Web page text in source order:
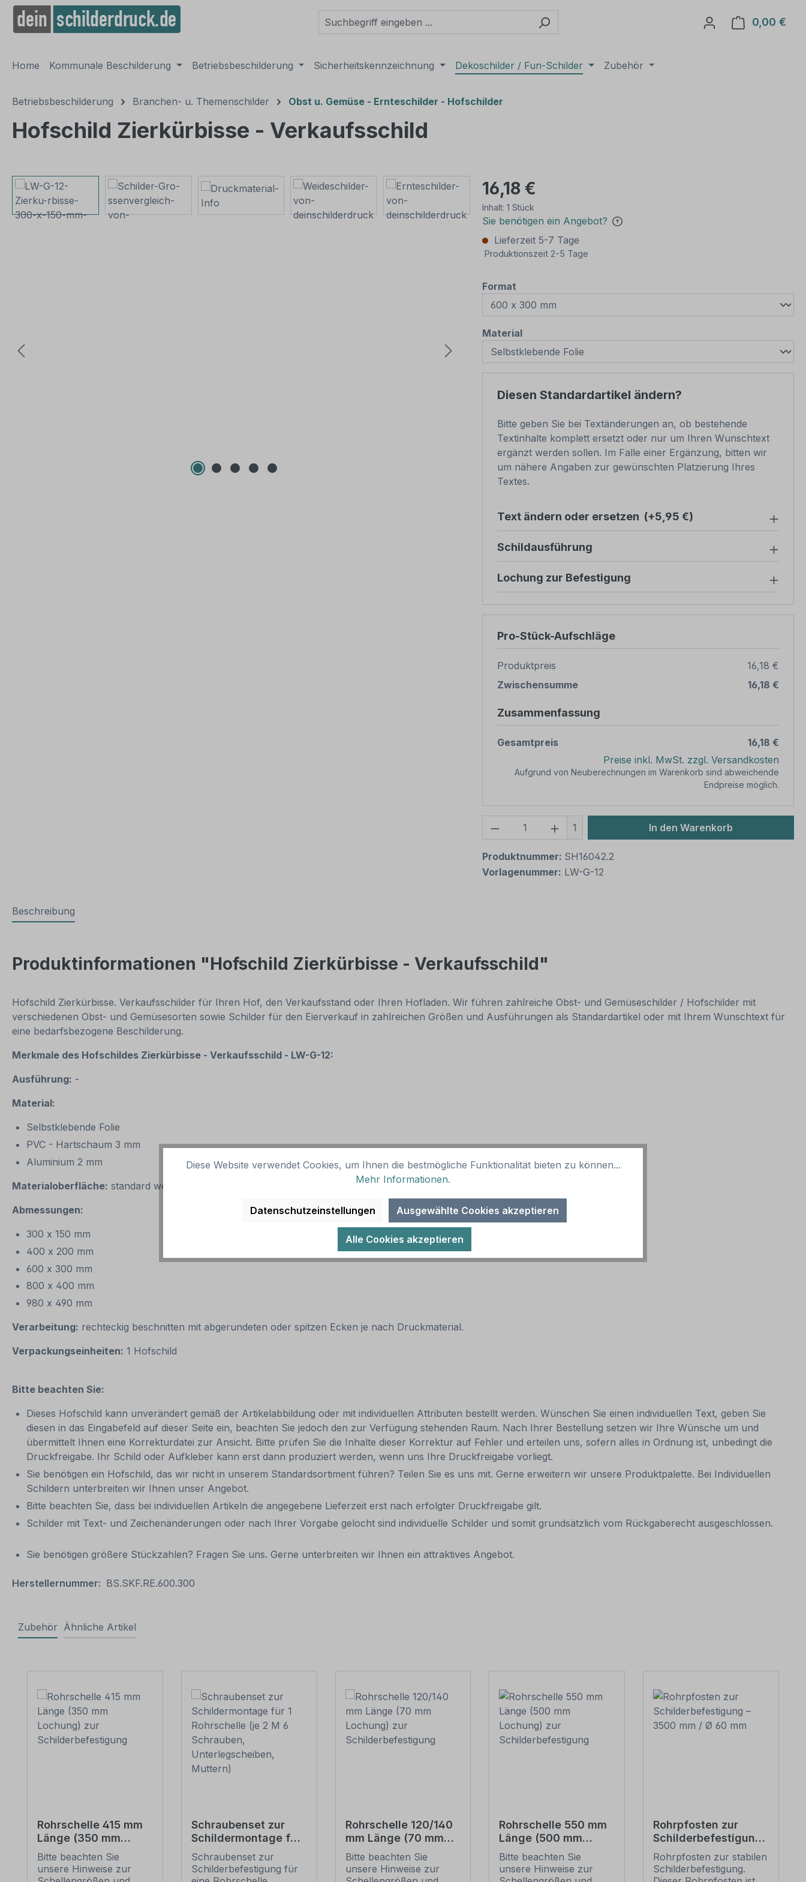
Zur Hauptnavigation springen
0,00 €
Home Kommunale Beschilderung Betriebsbeschilderung Sicherheitskennzeichnung Dekoschilder / Fun-Schilder Zubehör
Betriebsbeschilderung Branchen- u. Themenschilder Obst u. Gemüse - Ernteschilder - Hofschilder
Hofschild Zierkürbisse - Verkaufsschild
Bildergalerie überspringen 16,18 €
Inhalt: 1 Stück
Sie benötigen ein Angebot?
Lieferzeit 5-7 Tage
Produktionszeit 2-5 Tage
Format
Materialauswählen
Diesen Standardartikel ändern?
Bitte geben Sie bei Textänderungen an, ob bestehende
Textinhalte komplett ersetzt oder nur um Ihren Wunschtext
ergänzt werden sollen. Im Falle einer Ergänzung, bitten wir
um nähere Angaben zur gewünschten Platzierung Ihres
Textes.
Text ändern oder ersetzen (+5,95 €)
Schildausführung
Lochung zur Befestigung
Pro-Stück-Aufschläge
Produktpreis
16,18 €
Zwischensumme
16,18 €
Zusammenfassung
Gesamtpreis
16,18 €
Preise inkl. MwSt. zzgl. Versandkosten
Aufgrund von Neuberechnungen im Warenkorb sind abweichende
Endpreise möglich.
Produkt Anzahl: Gib den gewünschten Wert
1 In den Warenkorb
Produktnummer: SH16042.2
Vorlagenummer: LW-G-12
Beschreibung
Produktinformationen "Hofschild Zierkürbisse - Verkaufsschild"
Hofschild Zierkürbisse. Verkaufsschilder für Ihren Hof, den Verkaufsstand oder Ihren Hofladen. Wir führen zahlreiche Obst- und Gemüseschilder / Hofschilder mit
verschiedenen Obst- und Gemüsesorten sowie Schilder für den Eierverkauf in zahlreichen Größen und Ausführungen als Standardartikel oder mit Ihrem Wunschtext für
eine bedarfsbezogene Beschilderung.
Merkmale des Hofschildes Zierkürbisse - Verkaufsschild - LW-G-12:
Ausführung: -
Material:
Selbstklebende Folie
PVC - Hartschaum 3 mm
Aluminium 2 mm
Materialoberfläche: standard weiß
Abmessungen:
300 x 150 mm
400 x 200 mm
600 x 300 mm
800 x 400 mm
980 x 490 mm
Verarbeitung: rechteckig beschnitten mit abgerundeten oder spitzen Ecken je nach Druckmaterial.
Verpackungseinheiten: 1 Hofschild
Bitte beachten Sie:
Dieses Hofschild kann unverändert gemäß der Artikelabbildung oder mit individuellen Attributen bestellt werden. Wünschen Sie einen individuellen Text, geben Sie
diesen in das Eingabefeld auf dieser Seite ein, beachten Sie jedoch den zur Verfügung stehenden Raum. Nach Ihrer Bestellung setzen wir Ihre Wünsche um und
übermittelt Ihnen eine Korrekturdatei zur Ansicht. Bitte prüfen Sie die Inhalte dieser Korrektur auf Fehler und erteilen uns, sofern alles in Ordnung ist, unbedingt die
Druckfreigabe. Ihr Schild oder Aufkleber kann erst dann produziert werden, wenn uns Ihre Druckfreigabe vorliegt.
Sie benötigen ein Hofschild, das wir nicht in unserem Standardsortiment führen? Teilen Sie es uns mit. Gerne erweitern wir unsere Produktpalette. Bei Individuellen
Schildern unterbreiten wir Ihnen unser Angebot.
Bitte beachten Sie, dass bei individuellen Artikeln die angegebene Lieferzeit erst nach erfolgter Druckfreigabe gilt.
Schilder mit Text- und Zeichenänderungen oder nach Ihrer Vorgabe gelocht sind individuelle Schilder und somit grundsätzlich vom Rückgaberecht ausgeschlossen.
Sie benötigen größere Stückzahlen? Fragen Sie uns. Gerne unterbreiten wir Ihnen ein attraktives Angebot.
Herstellernummer: BS.SKF.RE.600.300
Zubehör Ähnliche Artikel
Rohrschelle 415 mm
Länge (350 mm
Lochung) zur
Schilderbefestigung
Bitte beachten Sie
unsere Hinweise zur
Schraubenset zur
Schildermontage für
1 Rohrschelle (je 2 M
6 Schrauben,
Unterlegscheiben,
Schraubenset zur
Schilderbefestigung für
Rohrschelle 120/140
mm Länge (70 mm
Lochung) zur
Schilderbefestigung
Bitte beachten Sie
unsere Hinweise zur
Rohrschelle 550 mm
Länge (500 mm
Lochung) zur
Schilderbefestigung
Bitte beachten Sie
unsere Hinweise zur
Rohrpfosten zur
Schilderbefestigung
– 3500 mm / Ø 60
mm
Rohrpfosten zur stabilen
Schilderbefestigung.
Diese Website verwendet Cookies, um Ihnen die bestmögliche Funktionalität bieten zu können...
Mehr Informationen.
Datenschutzeinstellungen Ausgewählte Cookies akzeptieren
Alle Cookies akzeptieren